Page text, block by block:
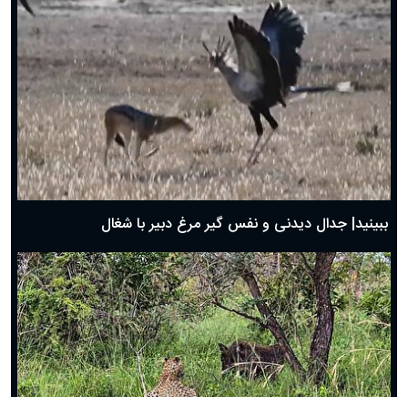
دعای روز ششم ماه رمضان؛ ۵ اسفند ۱۴۰۴
دعای روز پنجم ماه رمضان؛ ۴ اسفند ۱۴۰۴
دعای روز چهارم ماه مبارک رمضان؛ ۳ اسفند ۱۴۰۴
دعای روز سوم ماه مبارک رمضان؛ ۱۴ اسفند ۱۴۰۴
دعای روز دوم ماه مبارک رمضان ۱ اسفند ماه ۱۴۰۴
دعای روز اول ماه مبارک رمضان، ۳۰ بهمن ۱۴۰۴
حضرت زینب(س) چگونه از دنیا رفت؟
بهترین پیامک تبریک روز پدر ۱۴۰۴؛ جملات زیبا و صمیمانه
ببینید| جدال دیدنی و نفس گیر مرغ دبیر با شغال